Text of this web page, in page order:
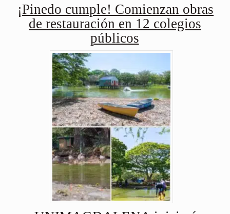
¡Pinedo cumple! Comienzan obras
de restauración en 12 colegios
públicos